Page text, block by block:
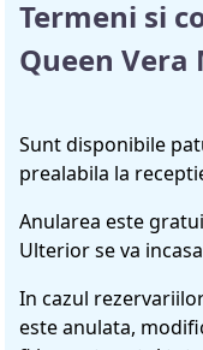
Termeni si
Queen Vera
Sunt disponibile
prealabila la
Anularea este
Ulterior se va
In cazul
este anulata,